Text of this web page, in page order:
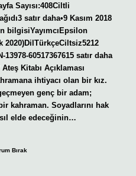
Sayısı:408Ciltli
satır daha•9 Kasım 2018
bilgisiYayımcı‎Epsilon
2020)Dil‎TürkçeCiltsiz‎5212
13‎978-60517367615 satır daha
Kitabı Açıklaması
ihtiyacı olan bir kız.
genç bir adam;
kahraman. Soyadlarını hak
elde edeceğinin…
Bırak